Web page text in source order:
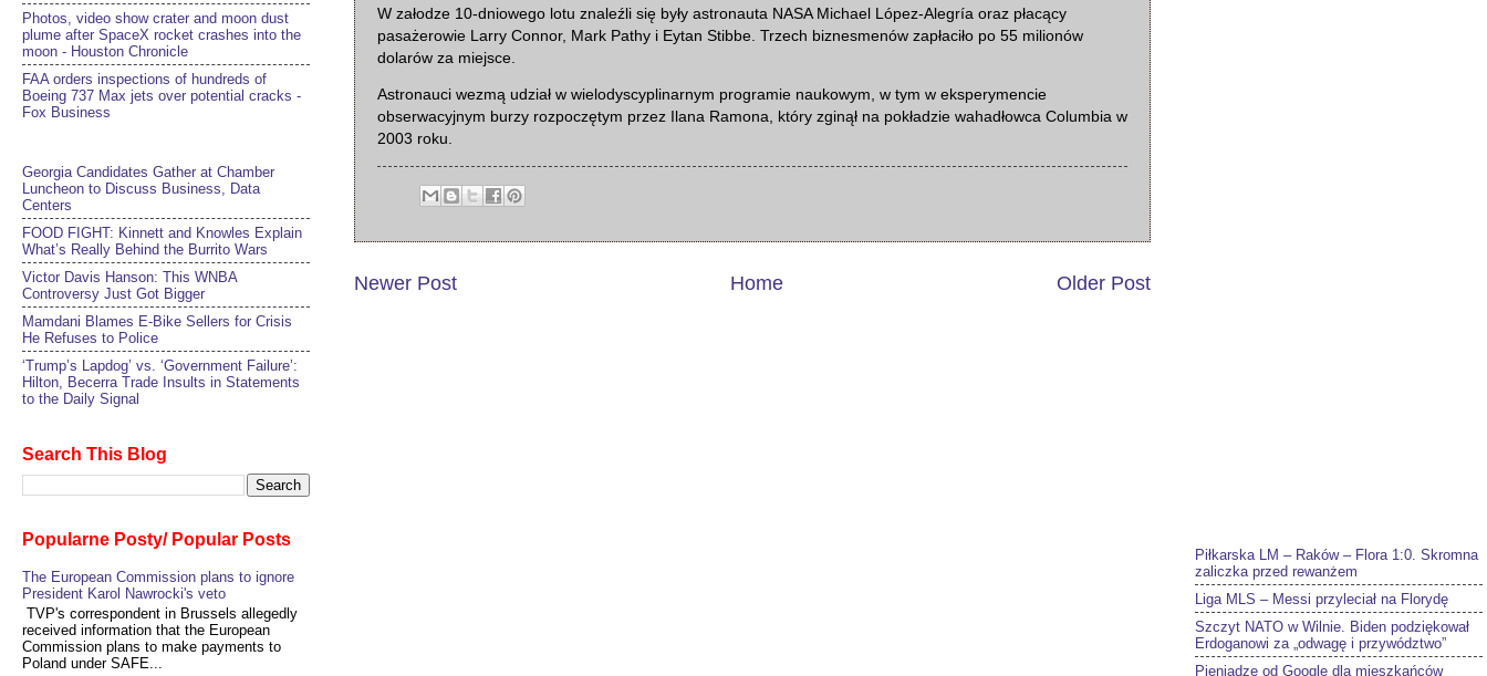
W załodze 10-dniowego lotu znaleźli się były astronauta NASA Michael López-Alegría oraz płacący
pasażerowie Larry Connor, Mark Pathy i Eytan Stibbe. Trzech biznesmenów zapłaciło po 55 milionów
dolarów za miejsce.
Astronauci wezmą udział w wielodyscyplinarnym programie naukowym, w tym w eksperymencie
obserwacyjnym burzy rozpoczętym przez Ilana Ramona, który zginął na pokładzie wahadłowca Columbia w
2003 roku.
Newer Post Older Post
Home
Photos, video show crater and moon dust
plume after SpaceX rocket crashes into the
moon - Houston Chronicle
FAA orders inspections of hundreds of
Boeing 737 Max jets over potential cracks -
Fox Business
Georgia Candidates Gather at Chamber
Luncheon to Discuss Business, Data
Centers
FOOD FIGHT: Kinnett and Knowles Explain
What’s Really Behind the Burrito Wars
Victor Davis Hanson: This WNBA
Controversy Just Got Bigger
Mamdani Blames E-Bike Sellers for Crisis
He Refuses to Police
‘Trump’s Lapdog’ vs. ‘Government Failure’:
Hilton, Becerra Trade Insults in Statements
to the Daily Signal
Search This Blog
Popularne Posty/ Popular Posts
The European Commission plans to ignore
President Karol Nawrocki's veto
TVP's correspondent in Brussels allegedly
received information that the European
Commission plans to make payments to
Poland under SAFE...
Piłkarska LM – Raków – Flora 1:0. Skromna
zaliczka przed rewanżem
Liga MLS – Messi przyleciał na Florydę
Szczyt NATO w Wilnie. Biden podziękował
Erdoganowi za „odwagę i przywództwo”
Pieniądze od Google dla mieszkańców